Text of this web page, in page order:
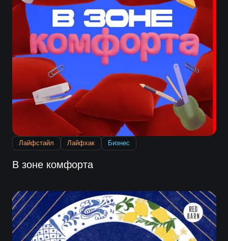
Лайфстайл Лайфхак Бизнес
В зоне комфорта